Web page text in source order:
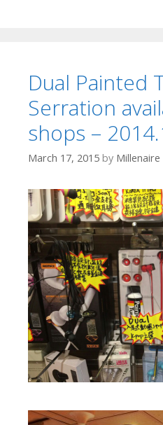
Dual Painted
Serration
shops –
March 17, 2015 by Millenaire